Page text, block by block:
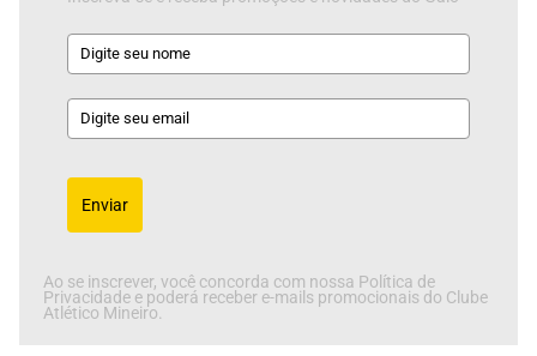
Enviar
Ao se inscrever, você concorda com nossa Política de
Privacidade e poderá receber e-mails promocionais do Clube
Atlético Mineiro.